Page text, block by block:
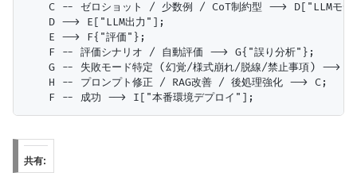
C -- ゼロショット / 少数例 / CoT制約型 --> D["LLMモデ
    D --> E["LLM出力"];
    E --> F{"評価"};
    F -- 評価シナリオ / 自動評価 --> G{"誤り分析"};
G -- 失敗モード特定 (幻覚/様式崩れ/脱線/禁止事項) -->
    H -- プロンプト修正 / RAG改善 / 後処理強化 --> C;
共有: